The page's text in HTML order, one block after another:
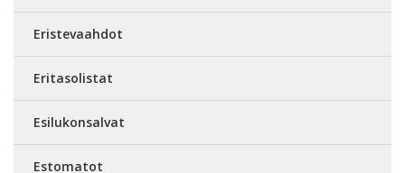
Eristevaahdot
Eritasolistat
Esilukonsalvat
Estomatot